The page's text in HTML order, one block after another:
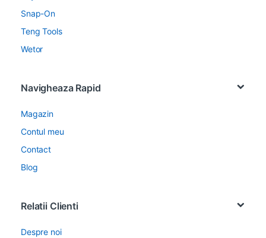
Snap-On
Teng Tools
Wetor
Navigheaza Rapid
Magazin
Contul meu
Contact
Blog
Relatii Clienti
Despre noi